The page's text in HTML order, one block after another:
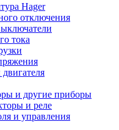
Hager
отключения
тока
и другие приборы
и реле
и управления